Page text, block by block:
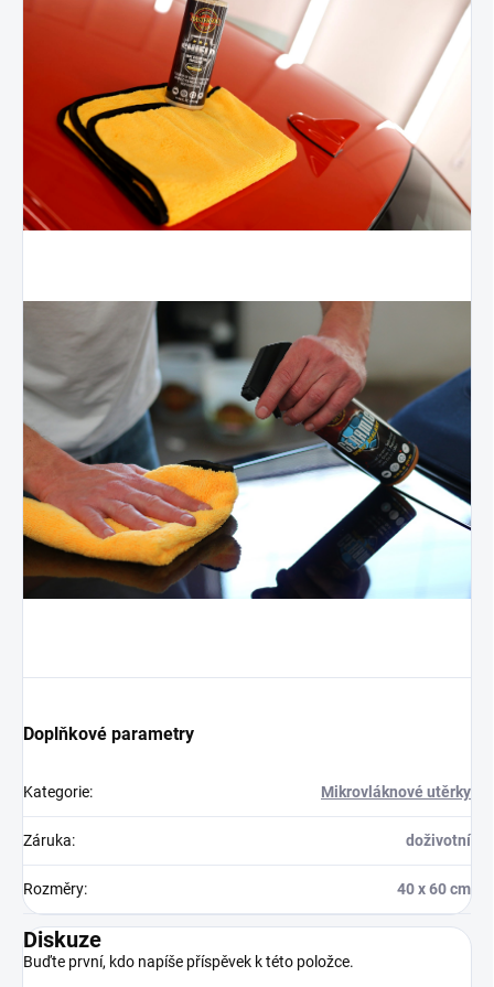
Doplňkové parametry
Kategorie: Mikrovláknové utěrky
Záruka: doživotní
Rozměry: 40 x 60 cm
Diskuze
Buďte první, kdo napíše příspěvek k této položce.